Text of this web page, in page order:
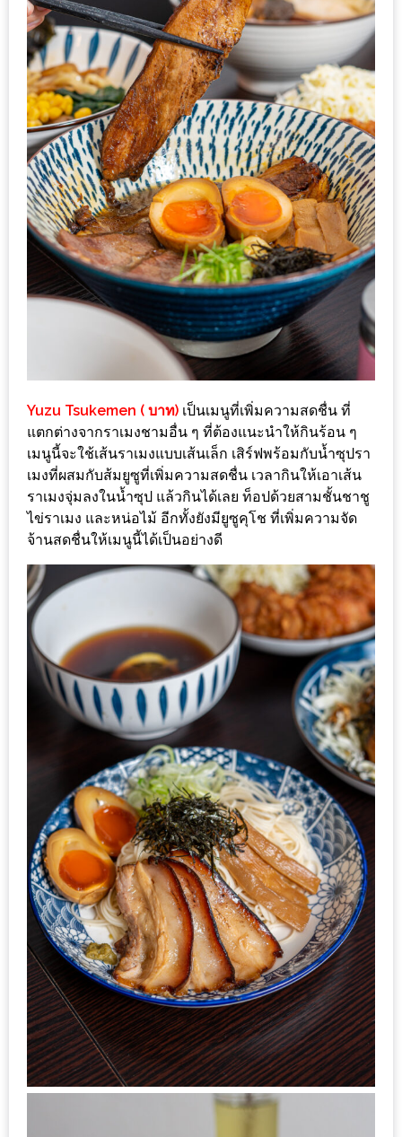
เชียงใหม่
หนาว
นัก
ใช่
ไหม?
แวะ
ไป
ผิง
ไฟ
อุ่นๆ
ปิ้ง
มาร์ช
พร้อม
ชิม
และ
ช้อป
ที่
เดียว
ครบ
ที่
PRESENTS
PINGFAI
FESTIVAL
3
อาหาร
ญี่ปุ่น
ระดับ
พรีเมียม
พร้อม
สุ
กี้
เนื้อ
หมู
ดำ
คู
โร
บูต
ะ
Yuzu Tsukemen ( บาท) เป็นเมนูที่เพิ่มความสดชื่น ที่
แตกต่างจากราเมงชามอื่น ๆ ที่ต้องแนะนำให้กินร้อน ๆ
เมนูนี้จะใช้เส้นราเมงแบบเส้นเล็ก เสิร์ฟพร้อมกับน้ำซุปรา
เมงที่ผสมกับส้มยูซูที่เพิ่มความสดชื่น เวลากินให้เอาเส้น
ราเมงจุ่มลงในน้ำซุป แล้วกินได้เลย ท็อปด้วยสามชั้นชาชู
ไข่ราเมง และหน่อไม้ อีกทั้งยังมียูซูคุโช ที่เพิ่มความจัด
จ้านสดชื่นให้เมนูนี้ได้เป็นอย่างดี